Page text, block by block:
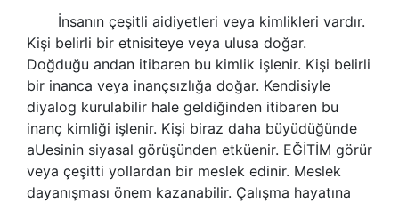
İnsanın çeşitli aidiyetleri veya kimlikleri vardır.
Kişi belirli bir etnisiteye veya ulusa doğar.
Doğduğu andan itibaren bu kimlik işlenir. Kişi belirli
bir inanca veya inançsızlığa doğar. Kendisiyle
diyalog kurulabilir hale geldiğinden itibaren bu
inanç kimliği işlenir. Kişi biraz daha büyüdüğünde
aUesinin siyasal görüşünden etküenir. EĞİTİM görür
veya çeşitti yollardan bir meslek edinir. Meslek
dayanışması önem kazanabilir. Çalışma hayatına